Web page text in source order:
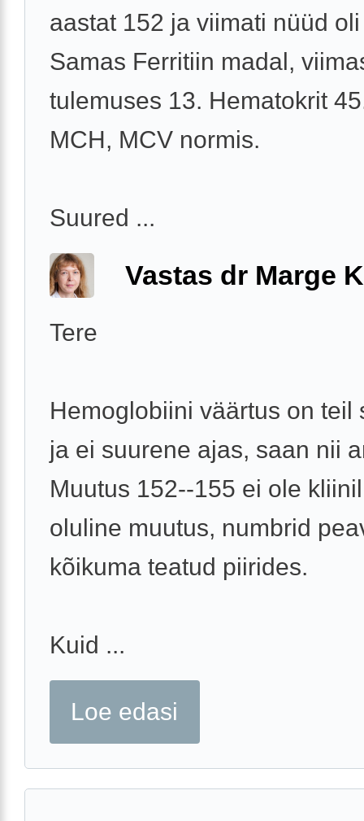
aastat 152 ja viimati nüüd
Samas Ferritiin madal,
tulemuses 13. Hematokrit
MCH, MCV normis.
Suured ...
Vastas dr Marge
Tere
Hemoglobiini väärtus on teil
ja ei suurene ajas, saan nii
Muutus 152--155 ei ole
oluline muutus, numbrid
kõikuma teatud piirides.
Kuid ...
Loe edasi